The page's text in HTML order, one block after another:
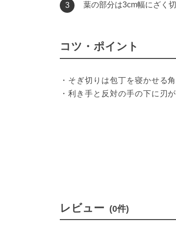
3 葉の部分は3cm幅にざく切
コツ・ポイント
・そぎ切りは包丁を寝かせる
・利き手と反対の手の下に刃
レビュー (0件)